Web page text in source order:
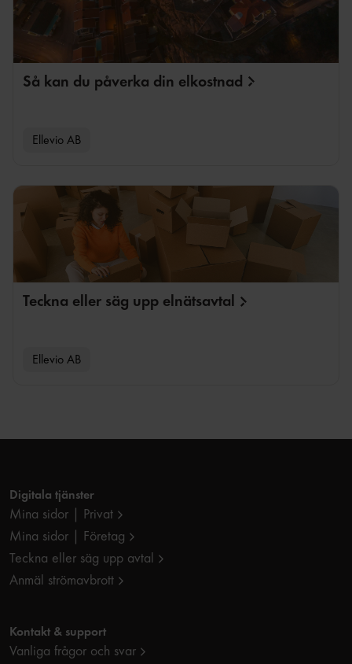
Så kan du påverka din elkostnad
Ellevio AB
Teckna eller säg upp elnätsavtal
Ellevio AB
Digitala tjänster
Mina sidor | Privat
Mina sidor | Företag
Teckna eller säg upp avtal
Anmäl strömavbrott
Kontakt & support
Vanliga frågor och svar